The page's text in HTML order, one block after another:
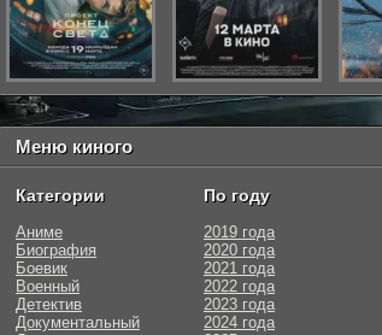
Меню киного
Категории
Аниме
Биография
Боевик
Военный
Детектив
Документальный
По году
2019 года
2020 года
2021 года
2022 года
2023 года
2024 года